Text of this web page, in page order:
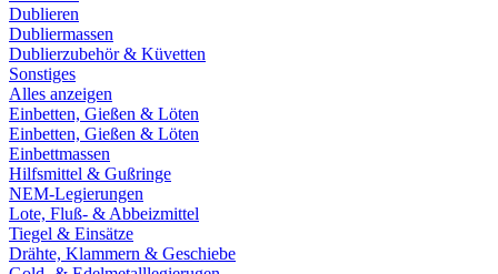
Dublieren
Dubliermassen
Dublierzubehör & Küvetten
Sonstiges
Alles anzeigen
Einbetten, Gießen & Löten
Einbetten, Gießen & Löten
Einbettmassen
Hilfsmittel & Gußringe
NEM-Legierungen
Lote, Fluß- & Abbeizmittel
Tiegel & Einsätze
Drähte, Klammern & Geschiebe